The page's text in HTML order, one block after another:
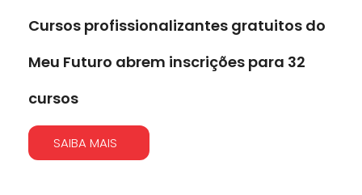
Cursos profissionalizantes gratuitos do
Meu Futuro abrem inscrições para 32
cursos
SAIBA MAIS